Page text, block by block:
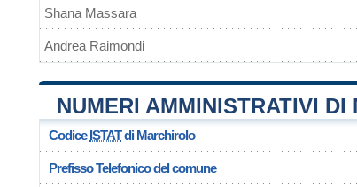
Shana Massara
Andrea Raimondi
NUMERI AMMINISTRATIVI DI
CodiceISTATdi Marchirolo
Prefisso Telefonico del comune